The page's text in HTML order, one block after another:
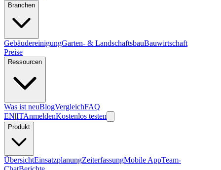
Branchen
GebäudereinigungGarten- & LandschaftsbauBauwirtschaft
Preise
Ressourcen
Was ist neuBlogVergleichFAQ
EN|ITAnmeldenKostenlos testen
Produkt
ÜbersichtEinsatzplanungZeiterfassungMobile AppTeam-